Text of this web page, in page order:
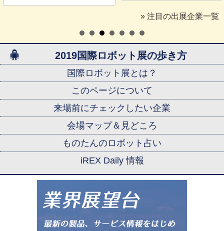
» 注目の出展企業一覧
2019国際ロボット展の歩き方
国際ロボット展とは？
このページについて
来場前にチェックしたい企業
会場マップ＆見どころ
ものたんのロボット占い
iREX Daily 情報